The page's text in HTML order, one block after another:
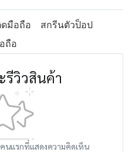
มือถือ
สกรีนตัวป็อป
ถือ
วิวสินค้า
นแรกที่แสดงความคิดเห็น